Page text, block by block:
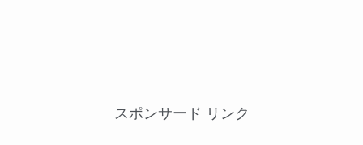
スポンサード リンク